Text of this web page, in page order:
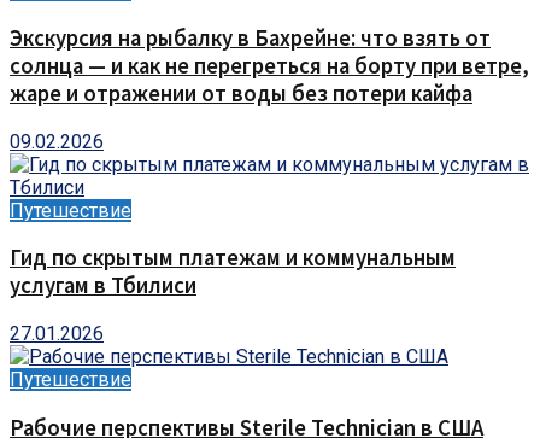
Экскурсия на рыбалку в Бахрейне: что взять от
солнца — и как не перегреться на борту при ветре,
жаре и отражении от воды без потери кайфа
09.02.2026
Путешествие
Гид по скрытым платежам и коммунальным
услугам в Тбилиси
27.01.2026
Путешествие
Рабочие перспективы Sterile Technician в США